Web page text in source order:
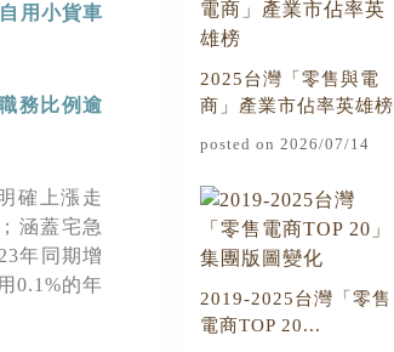
用小貨車
務比例逾
確上漲走
；涵蓋宅急
年同期增
0.1%的年
2025台灣「零售與電
商」產業市佔率英雄榜
posted on 2026/07/14
2019-2025台灣「零售
電商TOP 20...